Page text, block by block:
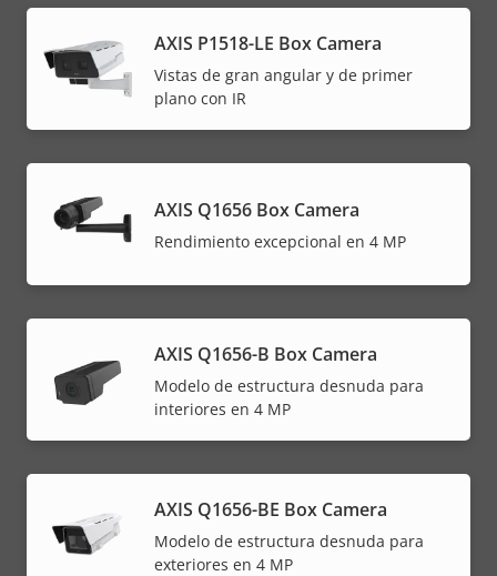
AXIS P1518-LE Box Camera
Vistas de gran angular y de primer
plano con IR
AXIS Q1656 Box Camera
Rendimiento excepcional en 4 MP
AXIS Q1656-B Box Camera
Modelo de estructura desnuda para
interiores en 4 MP
AXIS Q1656-BE Box Camera
Modelo de estructura desnuda para
exteriores en 4 MP